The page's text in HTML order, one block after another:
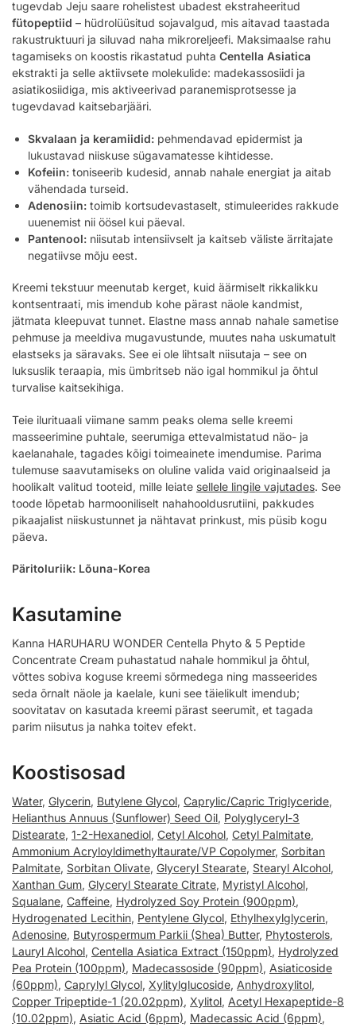
tugevdab Jeju saare rohelistest ubadest ekstraheeritud
fütopeptiid – hüdrolüüsitud sojavalgud, mis aitavad taastada
rakustruktuuri ja siluvad naha mikroreljeefi. Maksimaalse rahu
tagamiseks on koostis rikastatud puhta Centella Asiatica
ekstrakti ja selle aktiivsete molekulide: madekassosiidi ja
asiatikosiidiga, mis aktiveerivad paranemisprotsesse ja
tugevdavad kaitsebarjääri.
Skvalaan ja keramiidid: pehmendavad epidermist ja
lukustavad niiskuse sügavamatesse kihtidesse.
Kofeiin: toniseerib kudesid, annab nahale energiat ja aitab
vähendada turseid.
Adenosiin: toimib kortsudevastaselt, stimuleerides rakkude
uuenemist nii öösel kui päeval.
Pantenool: niisutab intensiivselt ja kaitseb väliste ärritajate
negatiivse mõju eest.
Kreemi tekstuur meenutab kerget, kuid äärmiselt rikkalikku
kontsentraati, mis imendub kohe pärast näole kandmist,
jätmata kleepuvat tunnet. Elastne mass annab nahale sametise
pehmuse ja meeldiva mugavustunde, muutes naha uskumatult
elastseks ja säravaks. See ei ole lihtsalt niisutaja – see on
luksuslik teraapia, mis ümbritseb näo igal hommikul ja õhtul
turvalise kaitsekihiga.
Teie ilurituaali viimane samm peaks olema selle kreemi
masseerimine puhtale, seerumiga ettevalmistatud näo- ja
kaelanahale, tagades kõigi toimeainete imendumise. Parima
tulemuse saavutamiseks on oluline valida vaid originaalseid ja
hoolikalt valitud tooteid, mille leiate sellele lingile vajutades. See
toode lõpetab harmooniliselt nahahooldusrutiini, pakkudes
pikaajalist niiskustunnet ja nähtavat prinkust, mis püsib kogu
päeva.
Päritoluriik: Lõuna-Korea
Kasutamine
Kanna HARUHARU WONDER Centella Phyto & 5 Peptide
Concentrate Cream puhastatud nahale hommikul ja õhtul,
võttes sobiva koguse kreemi sõrmedega ning masseerides
seda õrnalt näole ja kaelale, kuni see täielikult imendub;
soovitatav on kasutada kreemi pärast seerumit, et tagada
parim niisutus ja nahka toitev efekt.
Koostisosad
Water, Glycerin, Butylene Glycol, Caprylic/Capric Triglyceride,
Helianthus Annuus (Sunflower) Seed Oil, Polyglyceryl-3
Distearate, 1-2-Hexanediol, Cetyl Alcohol, Cetyl Palmitate,
Ammonium Acryloyldimethyltaurate/VP Copolymer, Sorbitan
Palmitate, Sorbitan Olivate, Glyceryl Stearate, Stearyl Alcohol,
Xanthan Gum, Glyceryl Stearate Citrate, Myristyl Alcohol,
Squalane, Caffeine, Hydrolyzed Soy Protein (900ppm),
Hydrogenated Lecithin, Pentylene Glycol, Ethylhexylglycerin,
Adenosine, Butyrospermum Parkii (Shea) Butter, Phytosterols,
Lauryl Alcohol, Centella Asiatica Extract (150ppm), Hydrolyzed
Pea Protein (100ppm), Madecassoside (90ppm), Asiaticoside
(60ppm), Caprylyl Glycol, Xylitylglucoside, Anhydroxylitol,
Copper Tripeptide-1 (20.02ppm), Xylitol, Acetyl Hexapeptide-8
(10.02ppm), Asiatic Acid (6ppm), Madecassic Acid (6ppm),